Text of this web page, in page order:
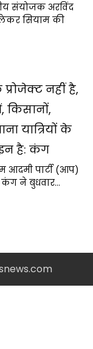
संयोजक अरविंद
सियाम की
नहीं है,
किसानों,
यात्रियों के
है: कंग
आदमी पार्टी (आप)
ने बुधवार…